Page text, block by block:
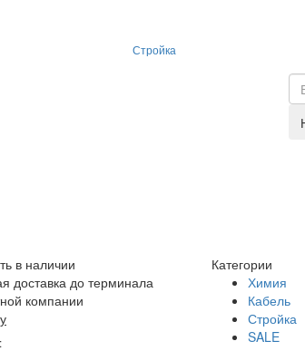
Стройка
в наличии
доставка до терминала
компании
Категории
Химия
Кабель
Стройка
SALE